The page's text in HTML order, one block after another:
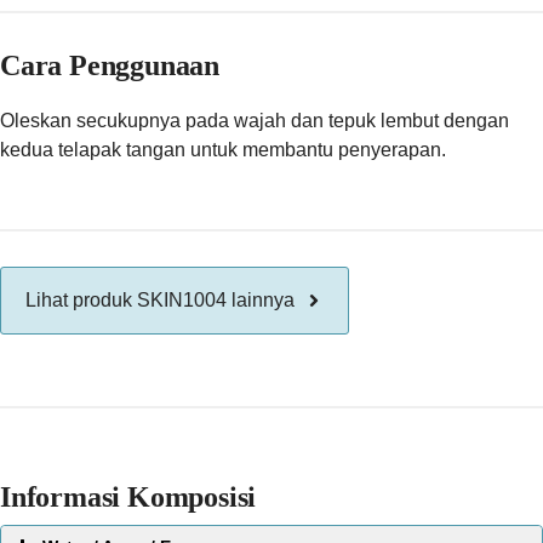
Cara Penggunaan
Oleskan secukupnya pada wajah dan tepuk lembut dengan
kedua telapak tangan untuk membantu penyerapan.
Lihat produk SKIN1004 lainnya
Informasi Komposisi